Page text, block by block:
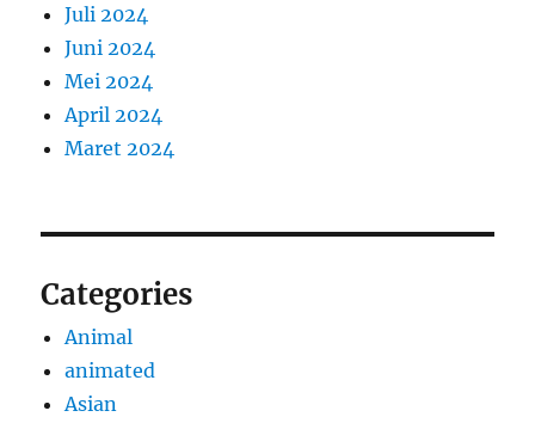
Juli 2024
Juni 2024
Mei 2024
April 2024
Maret 2024
Categories
Animal
animated
Asian